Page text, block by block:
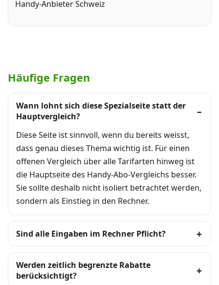
Handy-Anbieter Schweiz
Häufige Fragen
Wann lohnt sich diese Spezialseite statt der
Hauptvergleich?
Diese Seite ist sinnvoll, wenn du bereits weisst,
dass genau dieses Thema wichtig ist. Für einen
offenen Vergleich über alle Tarifarten hinweg ist
die Hauptseite des Handy-Abo-Vergleichs besser.
Sie sollte deshalb nicht isoliert betrachtet werden,
sondern als Einstieg in den Rechner.
Sind alle Eingaben im Rechner Pflicht?
Werden zeitlich begrenzte Rabatte
berücksichtigt?